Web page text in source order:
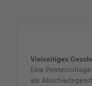
Vielseitiges
Eine
als